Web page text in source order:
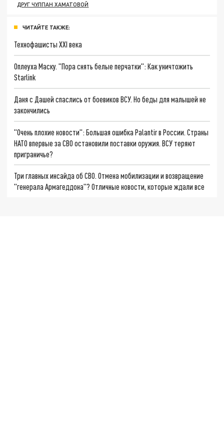
ДРУГ ЧУЛПАН ХАМАТОВОЙ
ЧИТАЙТЕ ТАКЖЕ:
Технофашисты XXI века
Оплеуха Маску. "Пора снять белые перчатки": Как уничтожить
Starlink
Даня с Дашей спаслись от боевиков ВСУ. Но беды для малышей не
закончились
"Очень плохие новости": Большая ошибка Palantir в России. Страны
НАТО впервые за СВО остановили поставки оружия. ВСУ теряют
приграничье?
Три главных инсайда об СВО. Отмена мобилизации и возвращение
"генерала Армагеддона"? Отличные новости, которые ждали все